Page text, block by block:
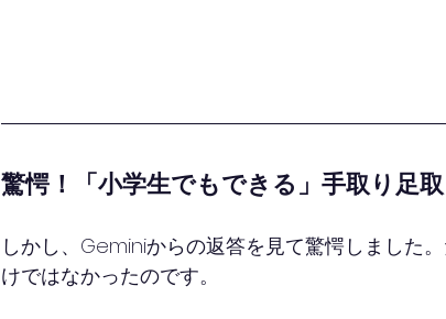
驚愕！「小学生でもできる」手取り足
しかし、Geminiからの返答を見て驚愕しました
けではなかったのです。